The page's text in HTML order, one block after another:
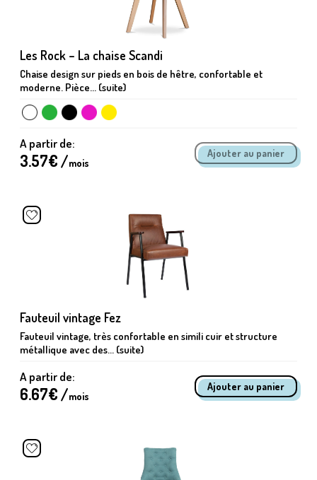
Les Rock – La chaise Scandi
Chaise design sur pieds en bois de hêtre, confortable et
moderne. Pièce... (suite)
A partir de:
3.57€ /mois
Fauteuil vintage Fez
Fauteuil vintage, très confortable en simili cuir et structure
métallique avec des... (suite)
A partir de:
6.67€ /mois